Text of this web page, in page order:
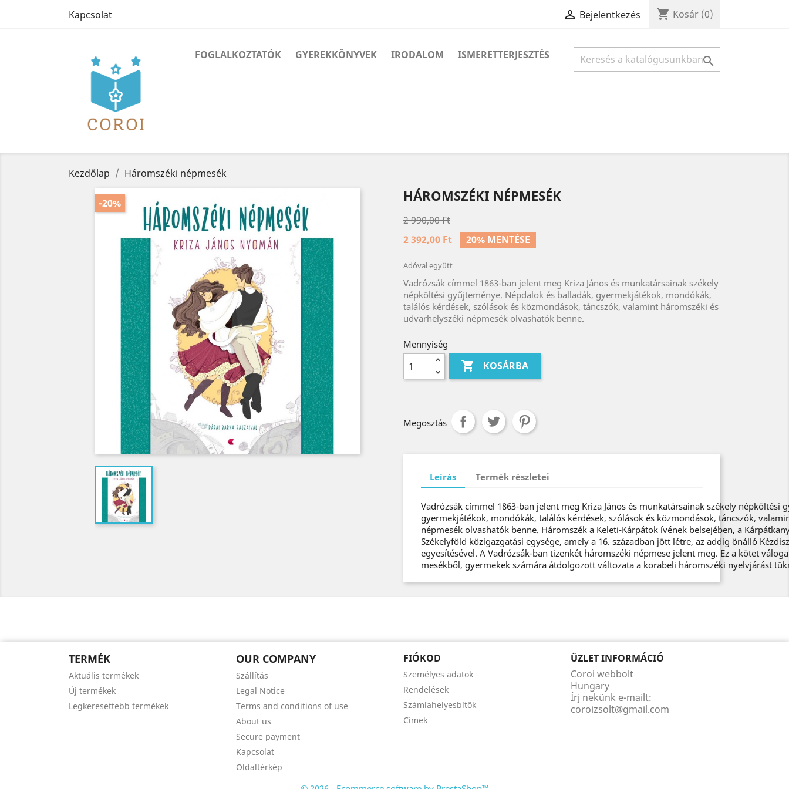
Kapcsolat  Bejelentkezés shopping_cart Kosár (0)
FOGLALKOZTATÓK GYEREKKÖNYVEK IRODALOM ISMERETTERJESZTÉS 
Kezdőlap Háromszéki népmesék
-20% HÁROMSZÉKI NÉPMESÉK
2 990,00 Ft
2 392,00 Ft
20% MENTÉSE
Adóval együtt
Vadrózsák címmel 1863-ban jelent meg Kriza János és munkatársainak székely
népköltési gyűjteménye. Népdalok és balladák, gyermekjátékok, mondókák,
találós kérdések, szólások és közmondások, táncszók, valamint háromszéki és
udvarhelyszéki népmesék olvashatók benne.
Mennyiség
 KOSÁRBA
Megosztás
Leírás Termék részletei
Vadrózsák címmel 1863-ban jelent meg Kriza János és munkatársainak székely népköltési
gyermekjátékok, mondókák, találós kérdések, szólások és közmondások, táncszók,
népmesék olvashatók benne. Háromszék a Keleti-Kárpátok ívének belsejében, a
Székelyföld közigazgatási egysége, amely a 16. században jött létre, az addig önálló
egyesítésével. A Vadrózsák-ban tizenkét háromszéki népmese jelent meg. Ez a kötet
mesékből, gyermekek számára átdolgozott változata a korabeli háromszéki nyelvjárást
TERMÉK
Aktuális termékek
Új termékek
Legkeresettebb termékek
OUR COMPANY
Szállítás
Legal Notice
Terms and conditions of use
About us
Secure payment
Kapcsolat
Oldaltérkép
FIÓKOD
Személyes adatok
Rendelések
Számlahelyesbítők
Címek
ÜZLET INFORMÁCIÓ
Coroi webbolt
Hungary
Írj nekünk e-mailt:
coroizsolt@gmail.com